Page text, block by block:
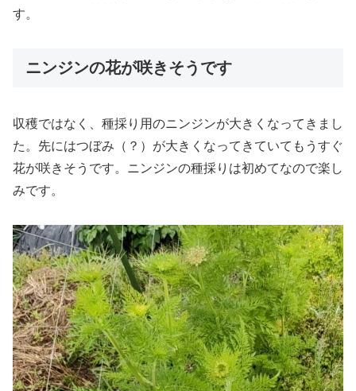
す。
ニンジンの花が咲きそうです
収穫ではなく、種採り用のニンジンが大きくなってきまし
た。先にはつぼみ（？）が大きくなってきていてもうすぐ
花が咲きそうです。ニンジンの種採りは初めてなので楽し
みです。